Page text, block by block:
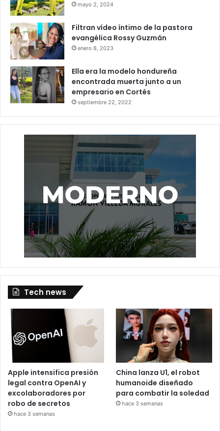
mayo 2, 2024
Filtran vídeo íntimo de la pastora
evangélica Rossy Guzmán
enero 8, 2023
Ella era la modelo hondureña
encontrada muerta junto a un
empresario en Cortés
septiembre 22, 2022
Tech news
Apple intensifica presión
legal contra OpenAI y
excolaboradores por
robo de secretos
hace 3 semanas
China lanza U1, el robot
humanoide diseñado
para combatir la soledad
hace 3 semanas